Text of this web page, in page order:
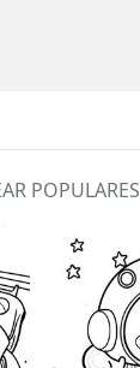
POPULARES